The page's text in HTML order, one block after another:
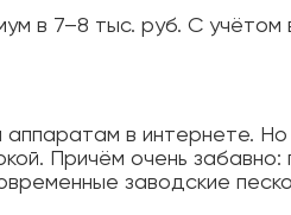
в 7–8 тыс. руб. С
в интернете.
Причём очень забавно:
заводские